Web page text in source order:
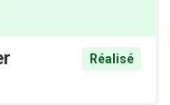
Réalisé